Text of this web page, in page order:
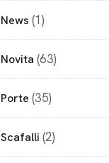
News (1)
Novita (63)
Porte (35)
Scafalli (2)